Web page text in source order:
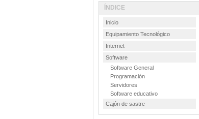
ÍNDICE
Inicio
Equipamiento Tecnológico
Internet
Software
Software General
Programación
Servidores
Software educativo
Cajón de sastre